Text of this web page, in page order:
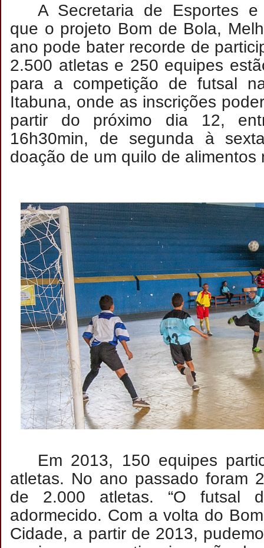
A Secretaria de Esportes e
que o projeto Bom de Bola,
ano pode bater recorde de
2.500 atletas e 250 equipes
para a competição de futsal
Itabuna, onde as inscrições
partir do próximo dia 12,
16h30min, de segunda à
doação de um quilo de alimentos
Em 2013, 150 equipes
atletas. No ano passado foram
de 2.000 atletas. “O futsal
adormecido. Com a volta do
Cidade, a partir de 2013,